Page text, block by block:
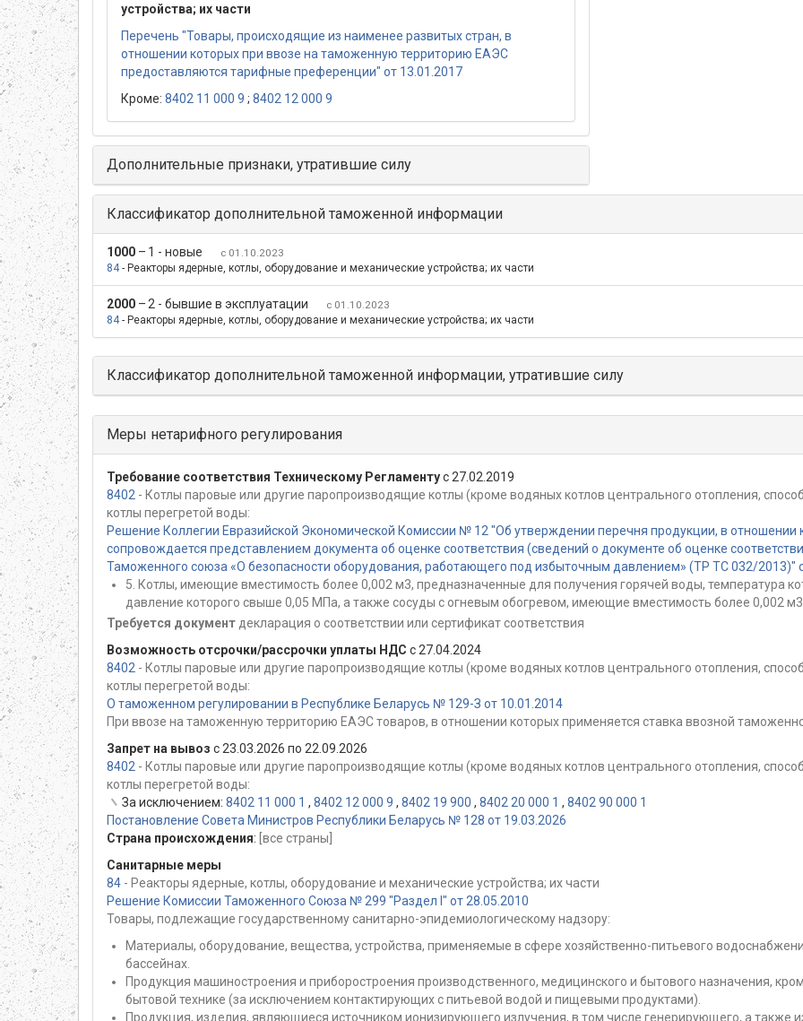
устройства; их части
Перечень "Товары, происходящие из наименее развитых стран, в
отношении которых при ввозе на таможенную территорию ЕАЭС
предоставляются тарифные преференции" от 13.01.2017
Кроме: 8402 11 000 9 ; 8402 12 000 9
Дополнительные признаки, утратившие силу
Классификатор дополнительной таможенной информации
1000 – 1 - новые
с 01.10.2023
84- Реакторы ядерные, котлы, оборудование и механические устройства; их части
2000 – 2 - бывшие в эксплуатации
с 01.10.2023
84- Реакторы ядерные, котлы, оборудование и механические устройства; их части
Классификатор дополнительной таможенной информации, утратившие силу
Меры нетарифного регулирования
Требование соответствия Техническому Регламентус 27.02.2019
8402 - Котлы паровые или другие паропроизводящие котлы (кроме водяных котлов центрального отопления,
котлы перегретой воды:
Решение Коллегии Евразийской Экономической Комиссии № 12 "Об утверждении перечня продукции, в
сопровождается представлением документа об оценке соответствия (сведений о документе об оценке
Таможенного союза «О безопасности оборудования, работающего под избыточным давлением» (ТР ТС 032/2013)"
5. Котлы, имеющие вместимость более 0,002 м3, предназначенные для получения горячей воды, температура
давление которого свыше 0,05 МПа, а также сосуды с огневым обогревом, имеющие вместимость более 0,002 м3
Требуется документ декларация о соответствии или сертификат соответствия
Возможность отсрочки/рассрочки уплаты НДС с 27.04.2024
8402 - Котлы паровые или другие паропроизводящие котлы (кроме водяных котлов центрального отопления,
котлы перегретой воды:
О таможенном регулировании в Республике Беларусь № 129-З от 10.01.2014
При ввозе на таможенную территорию ЕАЭС товаров, в отношении которых применяется ставка ввозной
Запрет на вывоз с 23.03.2026 по 22.09.2026
8402 - Котлы паровые или другие паропроизводящие котлы (кроме водяных котлов центрального отопления,
котлы перегретой воды:
За исключением: 8402 11 000 1 , 8402 12 000 9 , 8402 19 900 , 8402 20 000 1 , 8402 90 000 1
Постановление Совета Министров Республики Беларусь № 128 от 19.03.2026
Страна происхождения: [все страны]
Санитарные меры
84 - Реакторы ядерные, котлы, оборудование и механические устройства; их части
Решение Комиссии Таможенного Союза № 299 "Раздел I" от 28.05.2010
Товары, подлежащие государственному санитарно-эпидемиологическому надзору:
Материалы, оборудование, вещества, устройства, применяемые в сфере хозяйственно-питьевого
бассейнах.
Продукция машиностроения и приборостроения производственного, медицинского и бытового назначения,
бытовой технике (за исключением контактирующих с питьевой водой и пищевыми продуктами).
Продукция, изделия, являющиеся источником ионизирующего излучения, в том числе генерирующего, а